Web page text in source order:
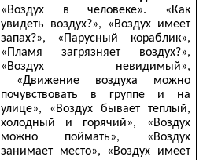
«Воздух в человеке». «Как
увидеть воздух?», «Воздух имеет
запах?», «Парусный кораблик»,
«Пламя загрязняет воздух?»,
«Воздух невидимый»,
«Движение воздуха можно
почувствовать в группе и на
улице», «Воздух бывает теплый,
холодный и горячий», «Воздух
можно поймать», «Воздух
занимает место», «Воздух имеет